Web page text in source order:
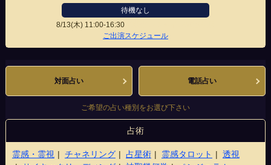
待機なし
8/13(木) 11:00-16:30
ご出演スケジュール
対面占い 電話占い
ご希望の占い種別をお選び下さい
占術
霊感・霊視 チャネリング 占星術 霊感タロット
透視